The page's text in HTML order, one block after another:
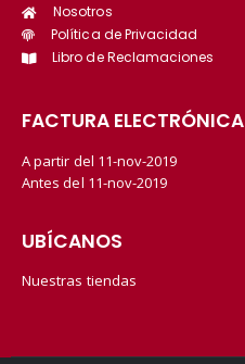
Nosotros
Política de Privacidad
Libro de Reclamaciones
FACTURA ELECTRÓNICA
A partir del 11-nov-2019
Antes del 11-nov-2019
UBÍCANOS
Nuestras tiendas